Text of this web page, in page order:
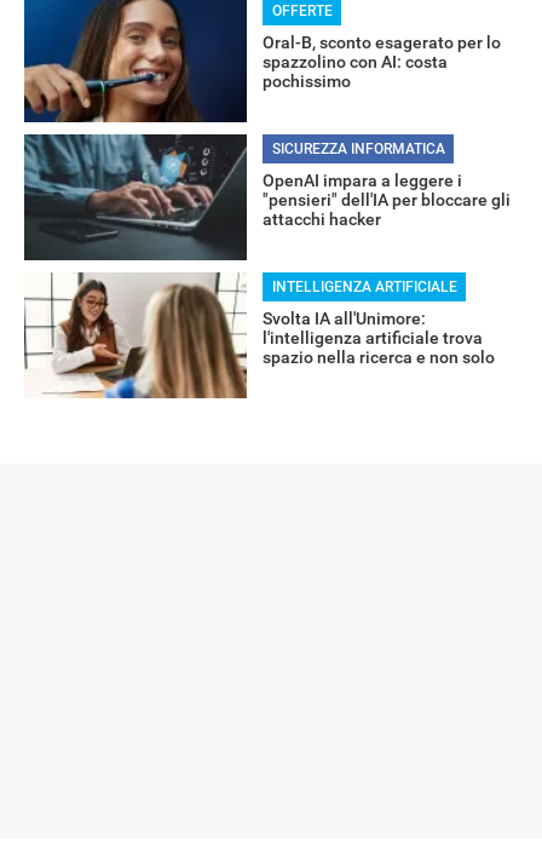
RECENSIONI
OFFERTE
Oral-B, sconto esagerato per lo
spazzolino con AI: costa
pochissimo
SICUREZZA INFORMATICA
OpenAI impara a leggere i
"pensieri" dell'IA per bloccare gli
attacchi hacker
INTELLIGENZA ARTIFICIALE
Svolta IA all'Unimore:
l'intelligenza artificiale trova
spazio nella ricerca e non solo